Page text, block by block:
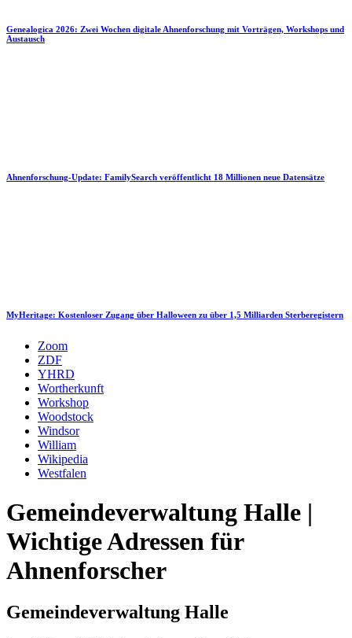
Genealogica 2026: Zwei Wochen digitale Ahnenforschung mit Vorträgen, Workshops und
Austausch
Ahnenforschung-Update: FamilySearch veröffentlicht 18 Millionen neue Datensätze
MyHeritage: Kostenloser Zugang über Halloween zu über 1,5 Milliarden Sterberegistern
Zoom
ZDF
YHRD
Wortherkunft
Workshop
Woodstock
Windsor
William
Wikipedia
Westfalen
Gemeindeverwaltung Halle |
Wichtige Adressen für
Ahnenforscher
Gemeindeverwaltung Halle